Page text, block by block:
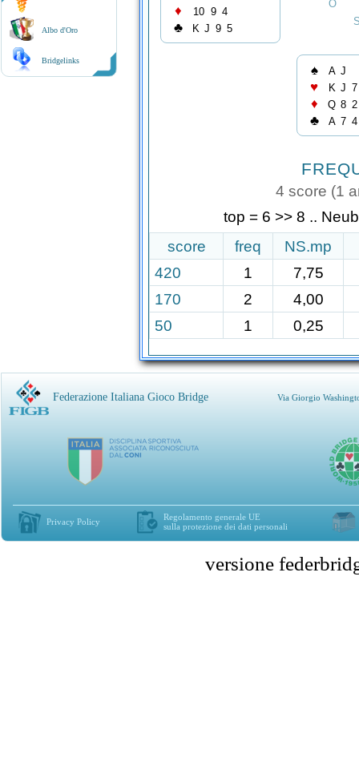
Albo d'Oro
Bridgelinks
♦ 10 9 4
♣ K J 9 5
O
♠ A J
♥ K J 7
♦ Q 8 2
♣ A 7 4
4 score (1
top = 6 >> 8 ..
score
freq
NS.mp
420
1
7,75
170
2
4,00
50
1 0,25
Federazione Italiana Gioco Bridge Via Giorgio
Privacy Policy
Regolamento generale UE
sulla protezione dei dati personali
versione